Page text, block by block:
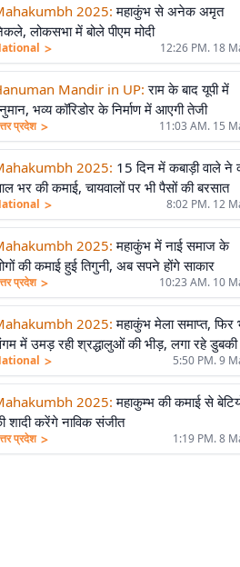
2025: महाकुंभ से अनेक अमृत
लोकसभा में बोले पीएम मोदी
> 12:26 PM. 18
Mandir in UP: राम के बाद यूपी में
भव्य कॉरिडोर के निर्माण में आएगी तेजी
प्रदेश > 11:03 AM. 15
2025: 15 दिन में कबाड़ी वाले ने
भर की कमाई, चायवालों पर भी पैसों की बरसात
> 8:02 PM. 12
2025: महाकुंभ में नाई समाज के
की कमाई हुई तिगुनी, अब सपने होंगे साकार
प्रदेश > 10:23 AM. 10
2025: महाकुंभ मेला समाप्त, फिर
में उमड़ रही श्रद्धालुओं की भीड़, लगा रहे डुबकी
> 5:50 PM. 9
2025: महाकुम्भ की कमाई से
शादी करेंगे नाविक संजीत
प्रदेश > 1:19 PM. 8